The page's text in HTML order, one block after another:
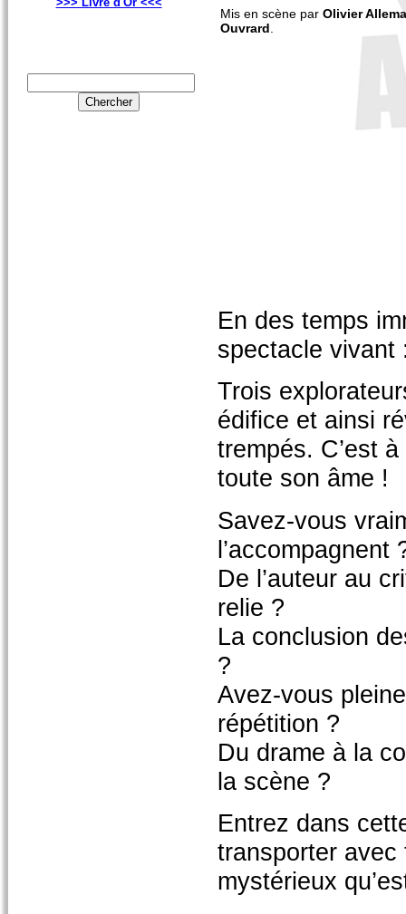
Mis en scène par Olivier
Ouvrard
En des temps
spectacle vivant
Trois
édifice et ainsi
trempés. C’est
toute son âme !
Savez-vous
l’accompagnent
De l’auteur au
relie ?
La conclusion
?
Avez-vous
répétition ?
Du drame à la
la scène ?
Entrez dans
transporter avec
mystérieux